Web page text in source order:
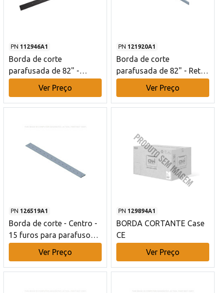
PN 112946A1
Borda de corte
parafusada de 82" -
Reversível - Chanfro duplo
- 10 furos Case CE
Ver Preço
PN 121920A1
Borda de corte
parafusada de 82" - Reta
- Chanfro simples - 10
furos Case CE
Ver Preço
PN 126519A1
Borda de corte - Centro -
15 furos para parafusos -
2258 mm Case CE
Ver Preço
PN 129894A1
BORDA CORTANTE Case
CE
Ver Preço